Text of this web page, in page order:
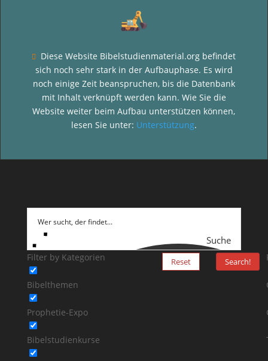

Diese Website Bibelstudienmaterial.org befindet
sich noch sehr stark in der Aufbauphase. Es wird
noch einige Zeit beanspruchen, bis die Datenbank
mit Inhalt verknüpft werden kann. Wie Sie die
Website weiter beim Aufbau unterstützen können,
lesen Sie unter: Unterstützung.
Suche
Filter by Kategorien
Bibelthemen
Prophetie-Expo
Bibelstudienkurse
Reset Search!